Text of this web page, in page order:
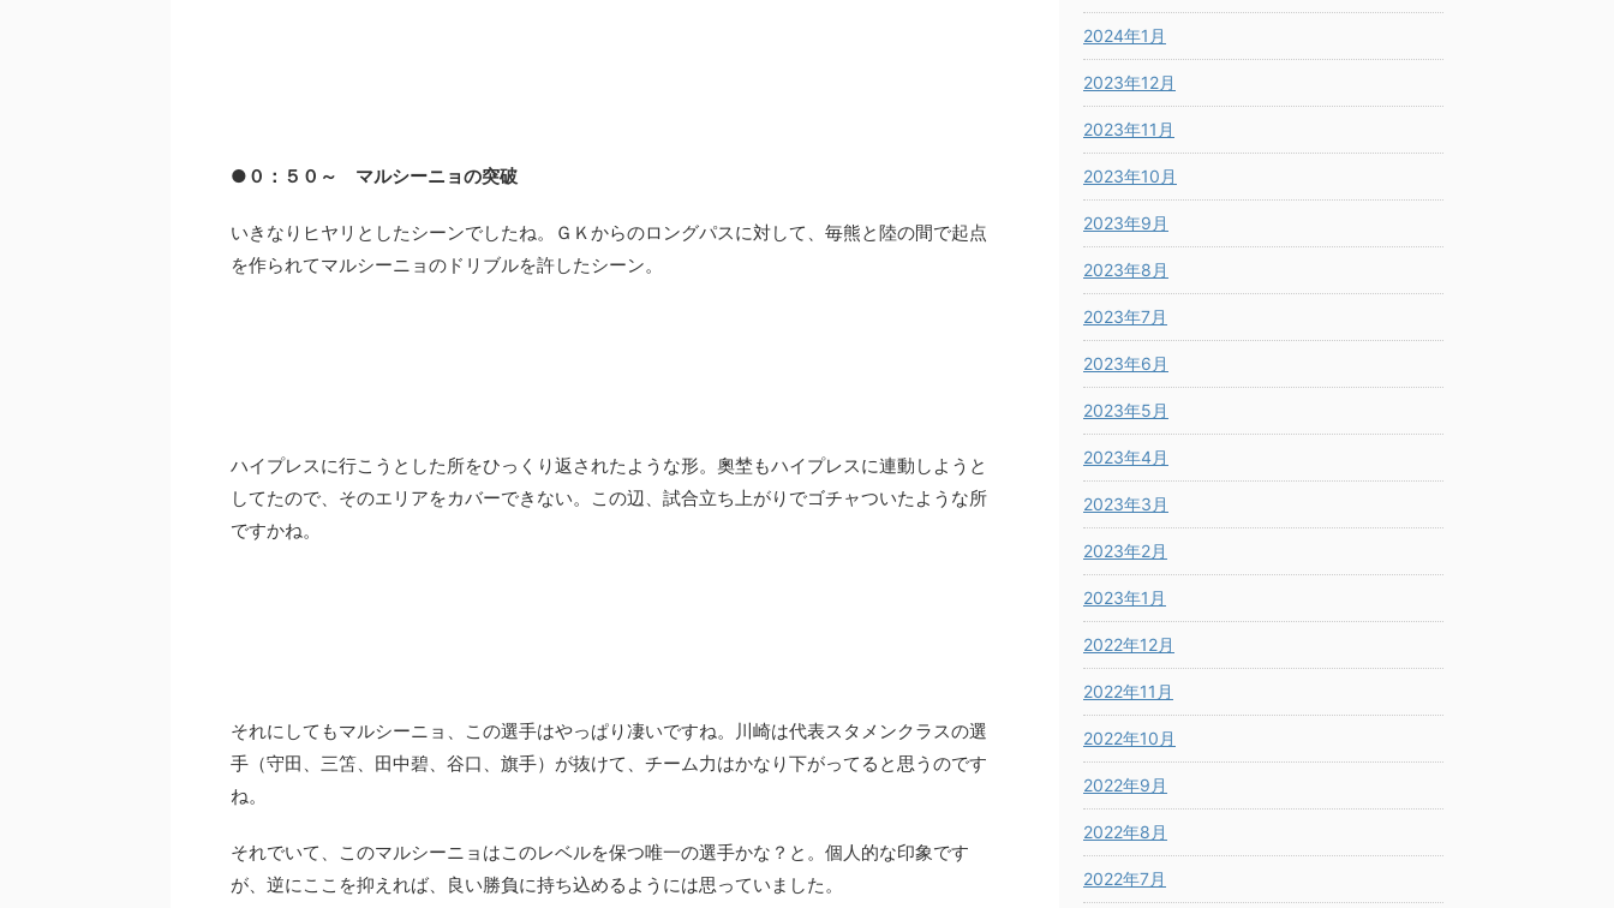
●０：５０～ マルシーニョの突破
いきなりヒヤリとしたシーンでしたね。ＧＫからのロングパスに対して、毎熊と陸の間で起点
を作られてマルシーニョのドリブルを許したシーン。
ハイプレスに行こうとした所をひっくり返されたような形。奧埜もハイプレスに連動しようと
してたので、そのエリアをカバーできない。この辺、試合立ち上がりでゴチャついたような所
ですかね。
それにしてもマルシーニョ、この選手はやっぱり凄いですね。川崎は代表スタメンクラスの選
手（守田、三笘、田中碧、谷口、旗手）が抜けて、チーム力はかなり下がってると思うのです
ね。
それでいて、このマルシーニョはこのレベルを保つ唯一の選手かな？と。個人的な印象です
が、逆にここを抑えれば、良い勝負に持ち込めるようには思っていました。
2024年1月
2023年12月
2023年11月
2023年10月
2023年9月
2023年8月
2023年7月
2023年6月
2023年5月
2023年4月
2023年3月
2023年2月
2023年1月
2022年12月
2022年11月
2022年10月
2022年9月
2022年8月
2022年7月